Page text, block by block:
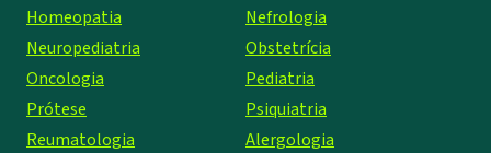
Homeopatia
Nefrologia
Neuropediatria
Obstetrícia
Oncologia
Pediatria
Prótese
Psiquiatria
Reumatologia
Alergologia